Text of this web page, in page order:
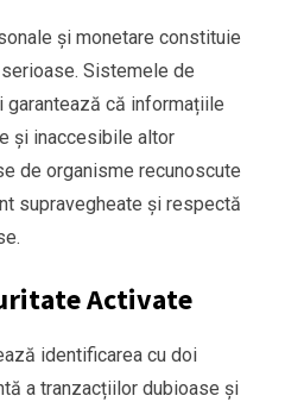
și monetare constituie
Sistemele de
garantează că informațiile
și inaccesibile altor
de organisme recunoscute
supravegheate și respectă
Activate
identificarea cu doi
a tranzacțiilor dubioase și